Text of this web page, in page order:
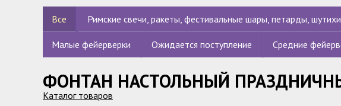
Все Римские свечи, ракеты, фестивальные шары, петарды, шутихи
Малые фейерверки Ожидается поступление Средние
ФОНТАН НАСТОЛЬНЫЙ
Каталог товаров